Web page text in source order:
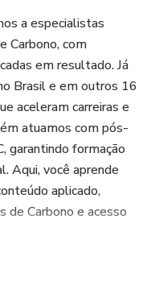
a especialistas
Carbono, com
em resultado. Já
Brasil e em outros 16
aceleram carreiras e
atuamos com pós-
garantindo formação
Aqui, você aprende
aplicado,
de Carbono e acesso